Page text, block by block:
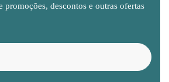
promoções, descontos e outras ofertas